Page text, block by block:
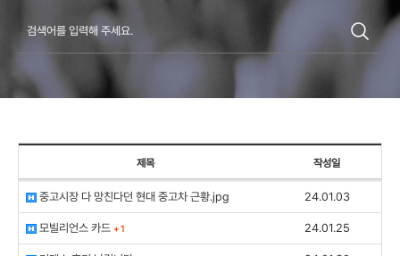
제목 작성일
중고시장 다 망친다던 현대 중고차 근황.jpg 24.01.03
모빌리언스 카드 + 1 24.01.25